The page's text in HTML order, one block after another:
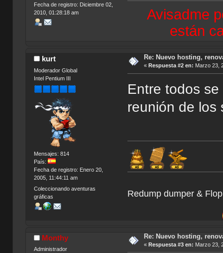
Fecha de registro: Diciembre 02,
2010, 01:28:18 am
Avisadme
están
kurt
Moderador Global
Intel Pentium III
Mensajes: 814
País:
Fecha de registro: Enero 20,
2005, 11:44:11 am
Coleccionando aventuras
gráficas
Re: Nuevo hosting,
« Respuesta #2 en: Marzo 23,
Entre todos
reunión de los
Redump dumper &
Monthy
Administrador
Re: Nuevo hosting,
« Respuesta #3 en: Marzo 23,